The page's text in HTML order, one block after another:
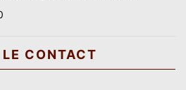
CONTACT